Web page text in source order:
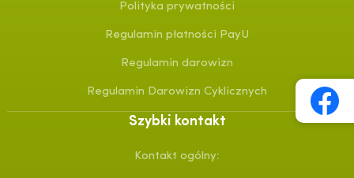
Polityka prywatności
Regulamin płatności PayU
Regulamin darowizn
Regulamin Darowizn Cyklicznych
Szybki kontakt
Kontakt ogólny: